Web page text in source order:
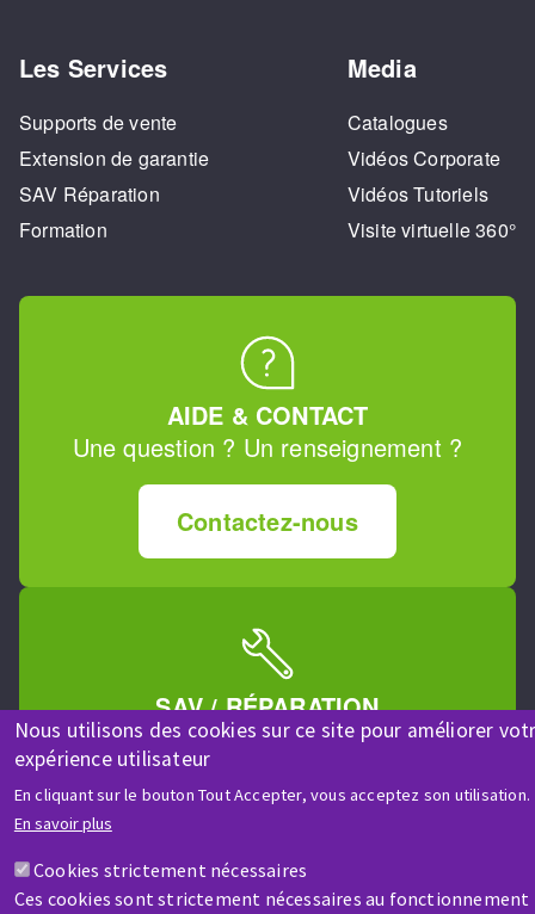
Nous utilisons des cookies sur ce site pour améliorer
expérience utilisateur
En cliquant sur le bouton Tout Accepter, vous acceptez son utilisation.
En savoir plus
Cookies strictement nécessaires
Ces cookies sont strictement nécessaires au fonctionnement
Les Services
Supports de vente
Extension de garantie
SAV Réparation
Formation
Media
Catalogues
Vidéos Corporate
Vidéos Tutoriels
Visite virtuelle 360°
AIDE & CONTACT
Une question ? Un renseignement ?
Contactez-nous
SAV / RÉPARATION
Une machine cassée ? En panne ?
Contactez-nous